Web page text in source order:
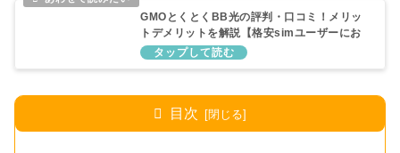
GMOとくとくBB光の評判・口コミ！メリッ
トデメリットを解説【格安simユーザーにお
すすめ】
目次